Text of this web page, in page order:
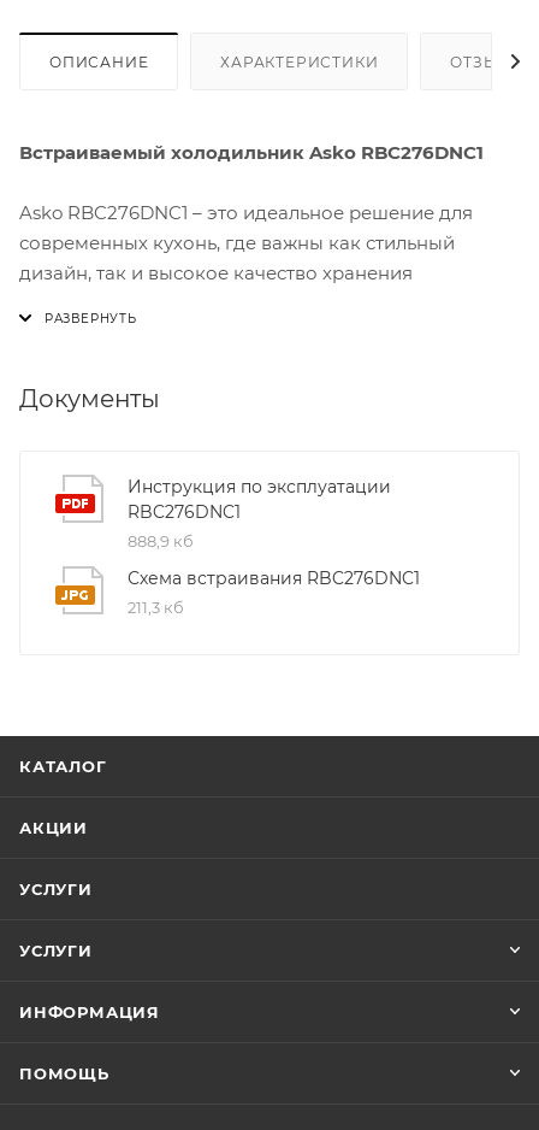
ОПИСАНИЕ ХАРАКТЕРИСТИКИ ОТЗЫВЫ
Встраиваемый холодильник Asko RBC276DNC1
Asko RBC276DNC1 – это идеальное решение для
современных кухонь, где важны как стильный
дизайн, так и высокое качество хранения
лишних перегородок.
на несколько функциональных зон: вместительный
морозильный отсек, регулируемые полки и
специальные ящики для овощей и фруктов. Это
позволяет удобно хранить продукты разного вида,
сохраняя их свежесть дольше благодаря
уровня воды в холодильнике позволяет
самых экономичных вариантов на рынке. При этом
охладительный эффект, а тихая работа не нарушает
Документы
Инструкция по эксплуатации
RBC276DNC1
888,9 кб
Схема встраивания RBC276DNC1
211,3 кб
КАТАЛОГ
АКЦИИ
УСЛУГИ
УСЛУГИ
ИНФОРМАЦИЯ
ПОМОЩЬ